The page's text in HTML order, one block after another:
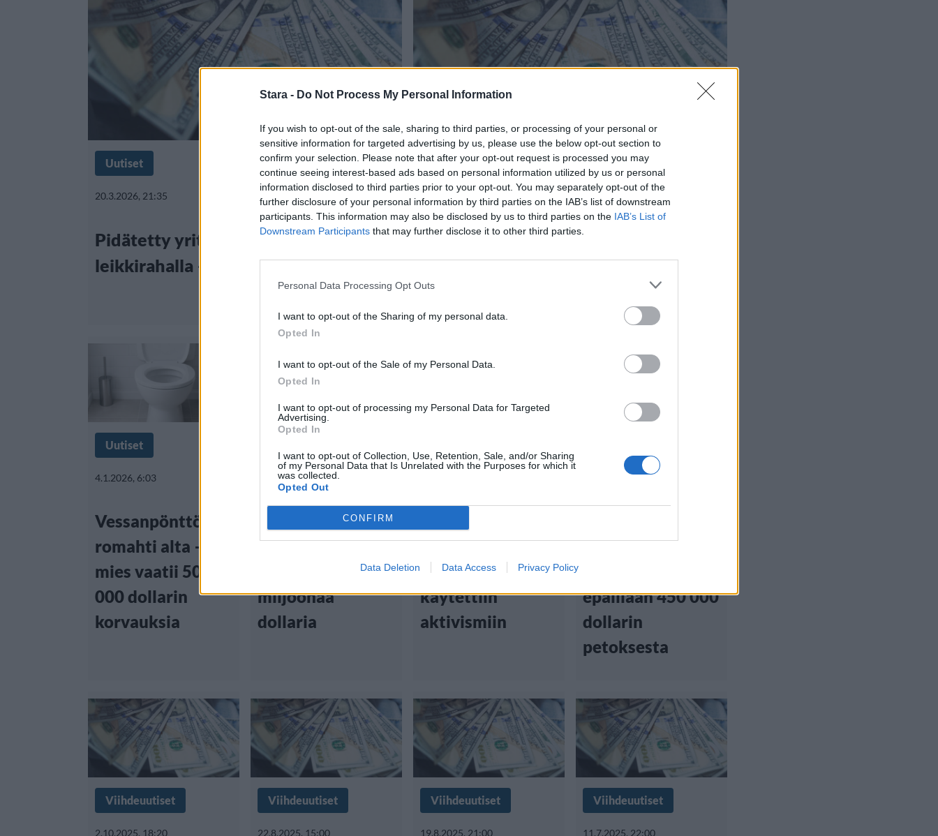
Stara - Do Not Process My Personal Information
If you wish to opt-out of the sale, sharing to third parties, or processing of your personal or
sensitive information for targeted advertising by us, please use the below opt-out section to
confirm your selection. Please note that after your opt-out request is processed you may
continue seeing interest-based ads based on personal information utilized by us or personal
information disclosed to third parties prior to your opt-out. You may separately opt-out of the
further disclosure of your personal information by third parties on the IAB’s list of downstream
participants. This information may also be disclosed by us to third parties on the IAB’s List of
Downstream Participants that may further disclose it to other third parties.
Personal Data Processing Opt Outs
I want to opt-out of the Sharing of my personal data.
Opted In
I want to opt-out of the Sale of my Personal Data.
Opted In
I want to opt-out of processing my Personal Data for Targeted
Advertising.
Opted In
I want to opt-out of Collection, Use, Retention, Sale, and/or Sharing
of my Personal Data that Is Unrelated with the Purposes for which it
was collected.
Opted Out
CONFIRM
Data Deletion Data Access Privacy Policy
Uutiset
20.3.2026, 21:35
Pidätetty yritti maksaa takuunsa
leikkirahalla – tuomari ei arvostanut
Uutiset
26.1.2026, 21:05
Kotipihalta löytyi valtava määrä
käteistä rahaa – palautettiin
omistajalle
Uutiset
4.1.2026, 6:03
Vessanpönttö
romahti alta –
mies vaatii 50
000 dollarin
korvauksia
11.12.2025, 20:00
käsittämätön
päävoitto – tuhat
miljoonaa
dollaria
Asunnottomien
avustukset
käytettiin
aktivismiin
11.10.2025, 22:00
Wendy Osefo
epäillään 450 000
dollarin
petoksesta
Viihdeuutiset
2.10.2025, 18:20
Viihdeuutiset
22.8.2025, 15:00
Viihdeuutiset
19.8.2025, 21:00
Viihdeuutiset
11.7.2025, 22:00